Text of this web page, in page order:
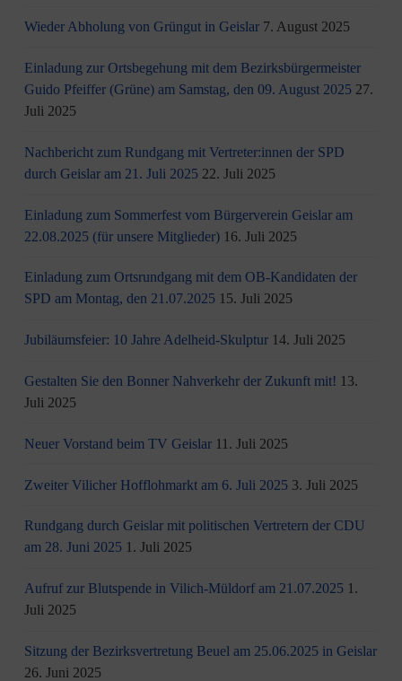
Wieder Abholung von Grüngut in Geislar 7. August 2025
Einladung zur Ortsbegehung mit dem Bezirksbürgermeister
Guido Pfeiffer (Grüne) am Samstag, den 09. August 2025 27.
Juli 2025
Nachbericht zum Rundgang mit Vertreter:innen der SPD
durch Geislar am 21. Juli 2025 22. Juli 2025
Einladung zum Sommerfest vom Bürgerverein Geislar am
22.08.2025 (für unsere Mitglieder) 16. Juli 2025
Einladung zum Ortsrundgang mit dem OB-Kandidaten der
SPD am Montag, den 21.07.2025 15. Juli 2025
Jubiläumsfeier: 10 Jahre Adelheid-Skulptur 14. Juli 2025
Gestalten Sie den Bonner Nahverkehr der Zukunft mit! 13.
Juli 2025
Neuer Vorstand beim TV Geislar 11. Juli 2025
Zweiter Vilicher Hofflohmarkt am 6. Juli 2025 3. Juli 2025
Rundgang durch Geislar mit politischen Vertretern der CDU
am 28. Juni 2025 1. Juli 2025
Aufruf zur Blutspende in Vilich-Müldorf am 21.07.2025 1.
Juli 2025
Sitzung der Bezirksvertretung Beuel am 25.06.2025 in Geislar
26. Juni 2025